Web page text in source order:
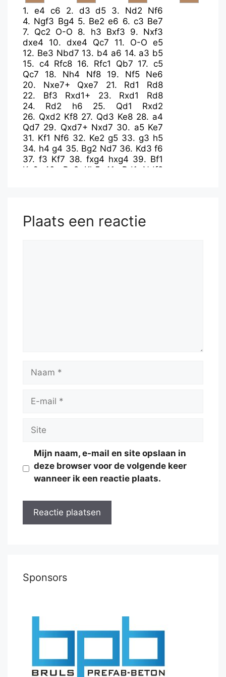
1. e4 c6 2. d3 d5 3. Nd2
Nf6
4. Ngf3 Bg4 5. Be2 e6 6. c3 Be7
7. Qc2 O-O 8. h3 Bxf3 9. Nxf3
dxe4
10. dxe4 Qc7 11. O-O e5
12. Be3 Nbd7 13. b4 a6 14. a3 b5
15. c4 Rfc8 16. Rfc1 Qb7 17.c5
Qc7
18. Nh4 Nf8 19. Nf5
Ne6
20. Nxe7+ Qxe7 21. Rd1
Rd8
22. Bf3 Rxd1+ 23. Rxd1
Rd8
24. Rd2 h6 25. Qd1
Rxd2
26. Qxd2 Kf8 27. Qd3 Ke8 28. a4
Qd7 29. Qxd7+ Nxd7 30. a5 Ke7
31. Kf1 Nf6 32. Ke2 g5 33. g3 h5
34. h4 g4 35. Bg2 Nd7 36. Kd3 f6
37. f3 Kf7 38. fxg4 hxg4 39. Bf1
Kg6
40. Be2 Kh5 41. Bd1
Ndf8
Plaats een reactie
Naam
Site
Mijn naam, e-mail en site opslaan in
deze browser voor de volgende keer
wanneer ik een reactie plaats.
Sponsors